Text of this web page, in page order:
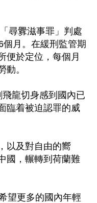
尋釁滋事罪」判處
月。在緩刑監管期
便於定位，每個月
動。
龍切身感到國內已
臨着被迫認罪的威
以及對自由的嚮
國，輾轉到荷蘭難
望更多的國內年輕